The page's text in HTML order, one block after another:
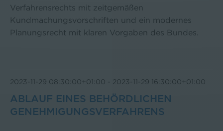
Verfahrensrechts mit zeitgemäßen
Kundmachungsvorschriften und ein modernes
Planungsrecht mit klaren Vorgaben des Bundes.
2023-11-29 08:30:00+01:00 - 2023-11-29 16:30:00+01:00
ABLAUF EINES BEHÖRDLICHEN
GENEHMIGUNGSVERFAHRENS